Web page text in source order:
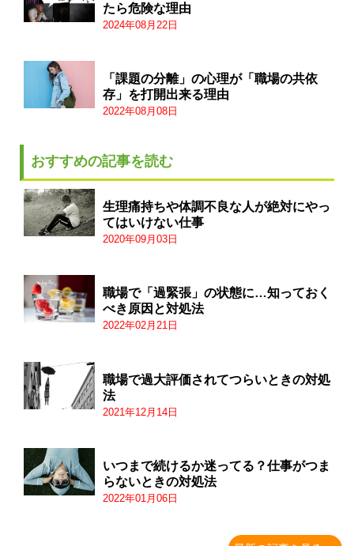
たら危険な理由
2024年08月22日
「課題の分離」の心理が「職場の共依
存」を打開出来る理由
2022年08月08日
おすすめの記事を読む
生理痛持ちや体調不良な人が絶対にやっ
てはいけない仕事
2020年09月03日
職場で「過緊張」の状態に…知っておく
べき原因と対処法
2022年02月21日
職場で過大評価されてつらいときの対処
法
2021年12月14日
いつまで続けるか迷ってる？仕事がつま
らないときの対処法
2022年01月06日